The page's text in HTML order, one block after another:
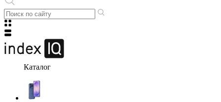
Каталог